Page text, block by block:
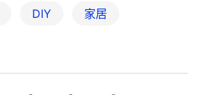
DIY 家居